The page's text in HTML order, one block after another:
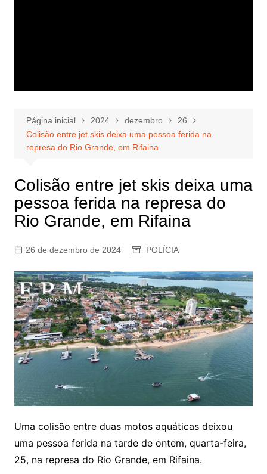
Página inicial 2024 dezembro
26
Colisão entre jet skis deixa uma pessoa ferida na
represa do Rio Grande, em Rifaina
Colisão entre jet skis deixa uma
pessoa ferida na represa do
Rio Grande, em Rifaina
26 de dezembro de 2024 POLÍCIA
Uma colisão entre duas motos aquáticas deixou
uma pessoa ferida na tarde de ontem, quarta-feira,
25, na represa do Rio Grande, em Rifaina.